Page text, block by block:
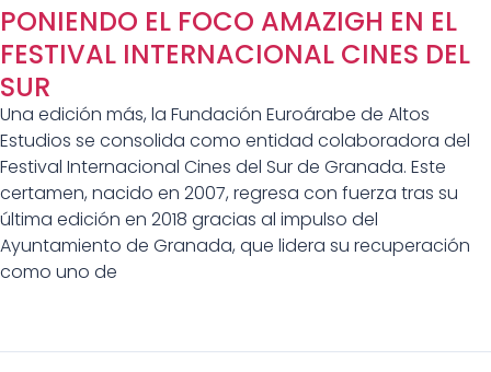
PONIENDO EL FOCO AMAZIGH EN EL
FESTIVAL INTERNACIONAL CINES DEL
SUR
Una edición más, la Fundación Euroárabe de Altos
Estudios se consolida como entidad colaboradora del
Festival Internacional Cines del Sur de Granada. Este
certamen, nacido en 2007, regresa con fuerza tras su
última edición en 2018 gracias al impulso del
Ayuntamiento de Granada, que lidera su recuperación
como uno de